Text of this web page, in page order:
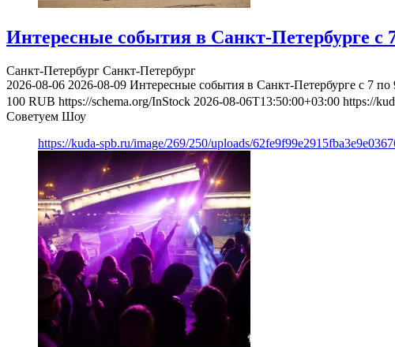
Интересные события в Санкт-Петербурге с
Санкт-Петербург Санкт-Петербург
2026-08-06 2026-08-09 Интересные события в Санкт-Петербурге с 7 по
100 RUB https://schema.org/InStock 2026-08-06T13:50:00+03:00 https://
Советуем Шоу
https://kuda-spb.ru/image/269/250/uploads/